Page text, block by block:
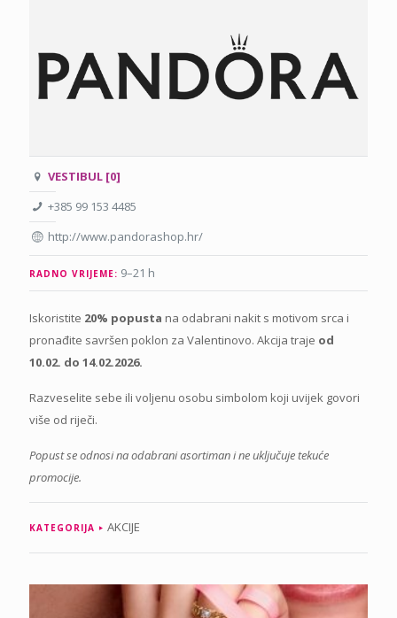
VESTIBUL [0]
+385 99 153 4485
http://www.pandorashop.hr/
RADNO VRIJEME: 9–21 h
Iskoristite 20% popusta na odabrani nakit s motivom srca i
pronađite savršen poklon za Valentinovo. Akcija traje od
10.02. do 14.02.2026.
Razveselite sebe ili voljenu osobu simbolom koji uvijek govori
više od riječi.
Popust se odnosi na odabrani asortiman i ne uključuje tekuće
promocije.
KATEGORIJA AKCIJE